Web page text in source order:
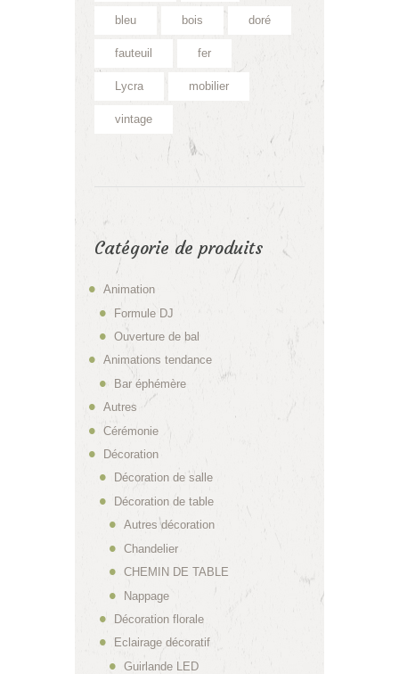
bleu bois doré
fauteuil fer
Lycra mobilier
vintage
Catégorie de produits
Animation
Formule DJ
Ouverture de bal
Animations tendance
Bar éphémère
Autres
Cérémonie
Décoration
Décoration de salle
Décoration de table
Autres décoration
Chandelier
CHEMIN DE TABLE
Nappage
Décoration florale
Eclairage décoratif
Guirlande LED